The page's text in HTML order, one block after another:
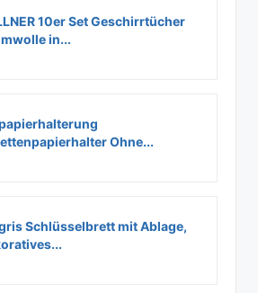
10er Set Geschirrtücher
in...
Ohne...
Schlüsselbrett mit Ablage,